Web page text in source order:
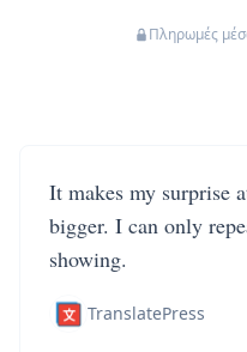
Πληρωμές
It makes my surprise
bigger. I can only
showing.
TranslatePress